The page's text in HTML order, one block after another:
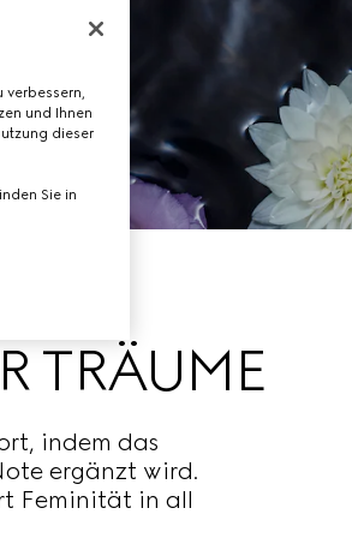
TRÄUME
indem das
ergänzt wird.
Feminität in all
und Ihnen
dieser
Sie in